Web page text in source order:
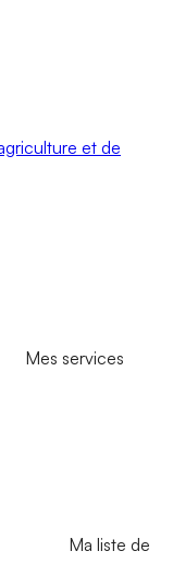
et de
Mes services
Ma liste de